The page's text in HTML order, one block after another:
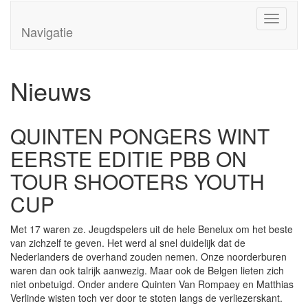
Toggle
Navigatie
Nieuws
QUINTEN PONGERS WINT
EERSTE EDITIE PBB ON
TOUR SHOOTERS YOUTH
CUP
Met 17 waren ze. Jeugdspelers uit de hele Benelux om het beste
van zichzelf te geven. Het werd al snel duidelijk dat de
Nederlanders de overhand zouden nemen. Onze noorderburen
waren dan ook talrijk aanwezig. Maar ook de Belgen lieten zich
niet onbetuigd. Onder andere Quinten Van Rompaey en Matthias
Verlinde wisten toch ver door te stoten langs de verliezerskant.